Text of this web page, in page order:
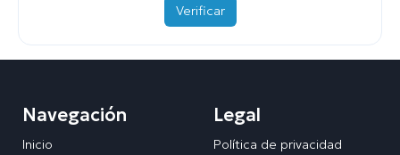
Verificar
Navegación
Inicio
Legal
Política de privacidad